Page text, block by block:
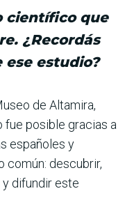
científico que
¿Recordás
ese estudio?
de Altamira,
fue posible gracias a
españoles y
común: descubrir,
difundir este